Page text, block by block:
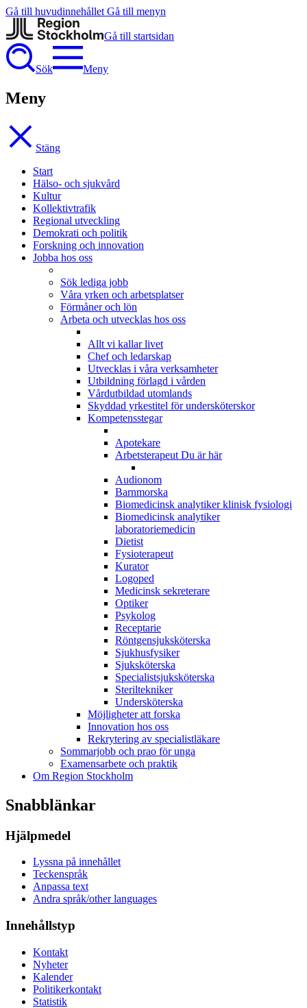
Gå till huvudinnehållet Gå till menyn
Gå till startsidan
Sök Meny
Meny
Stäng
Start
Hälso- och sjukvård
Kultur
Kollektivtrafik
Regional utveckling
Demokrati och politik
Forskning och innovation
Jobba hos oss
Sök lediga jobb
Våra yrken och arbetsplatser
Förmåner och lön
Arbeta och utvecklas hos oss
Allt vi kallar livet
Chef och ledarskap
Utvecklas i våra verksamheter
Utbildning förlagd i vården
Vårdutbildad utomlands
Skyddad yrkestitel för undersköterskor
Kompetensstegar
Apotekare
Arbetsterapeut Du är här
Audionom
Barnmorska
Biomedicinsk analytiker klinisk fysiologi
Biomedicinsk analytiker
laboratoriemedicin
Dietist
Fysioterapeut
Kurator
Logoped
Medicinsk sekreterare
Optiker
Psykolog
Receptarie
Röntgensjuksköterska
Sjukhusfysiker
Sjuksköterska
Specialistsjuksköterska
Steriltekniker
Undersköterska
Möjligheter att forska
Innovation hos oss
Rekrytering av specialistläkare
Sommarjobb och prao för unga
Examensarbete och praktik
Om Region Stockholm
Snabblänkar
Hjälpmedel
Lyssna på innehållet
Teckenspråk
Anpassa text
Andra språk/other languages
Innehållstyp
Kontakt
Nyheter
Kalender
Politikerkontakt
Statistik